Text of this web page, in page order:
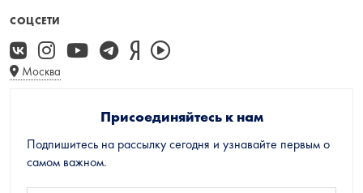
СОЦСЕТИ
Москва
Присоединяйтесь к нам
Подпишитесь на рассылку сегодня и узнавайте первым о
самом важном.